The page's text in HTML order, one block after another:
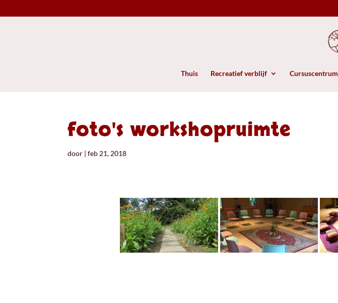
Thuis Recreatief verblijf Cursuscentrum
foto's workshopruimte
door |feb 21, 2018